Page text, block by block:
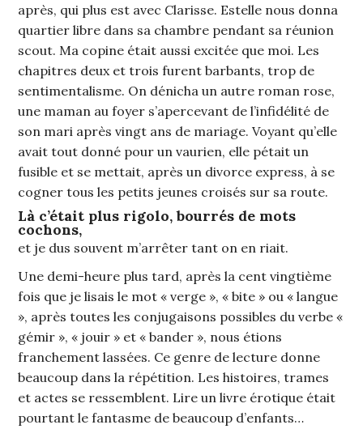
après, qui plus est avec Clarisse. Estelle nous donna
quartier libre dans sa chambre pendant sa réunion
scout. Ma copine était aussi excitée que moi. Les
chapitres deux et trois furent barbants, trop de
sentimentalisme. On dénicha un autre roman rose,
une maman au foyer s’apercevant de l’infidélité de
son mari après vingt ans de mariage. Voyant qu’elle
avait tout donné pour un vaurien, elle pétait un
fusible et se mettait, après un divorce express, à se
cogner tous les petits jeunes croisés sur sa route.
Là c’était plus rigolo, bourrés de mots
cochons,
et je dus souvent m’arrêter tant on en riait.
Une demi-heure plus tard, après la cent vingtième
fois que je lisais le mot « verge », « bite » ou « langue
», après toutes les conjugaisons possibles du verbe «
gémir », « jouir » et « bander », nous étions
franchement lassées. Ce genre de lecture donne
beaucoup dans la répétition. Les histoires, trames
et actes se ressemblent. Lire un livre érotique était
pourtant le fantasme de beaucoup d’enfants…